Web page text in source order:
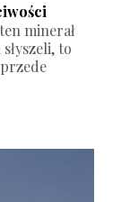
minerał
to